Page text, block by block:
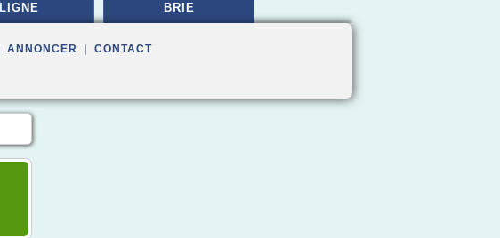
LIGNE BRIE
ANNONCER CONTACT